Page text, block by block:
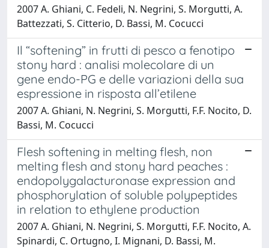
2007 A. Ghiani, C. Fedeli, N. Negrini, S. Morgutti, A.
Battezzati, S. Citterio, D. Bassi, M. Cocucci
Il “softening” in frutti di pesco a fenotipo
stony hard : analisi molecolare di un
gene endo-PG e delle variazioni della sua
espressione in risposta all’etilene
2007 A. Ghiani, N. Negrini, S. Morgutti, F.F. Nocito, D.
Bassi, M. Cocucci
Flesh softening in melting flesh, non
melting flesh and stony hard peaches :
endopolygalacturonase expression and
phosphorylation of soluble polypeptides
in relation to ethylene production
2007 A. Ghiani, N. Negrini, S. Morgutti, F.F. Nocito, A.
Spinardi, C. Ortugno, I. Mignani, D. Bassi, M.